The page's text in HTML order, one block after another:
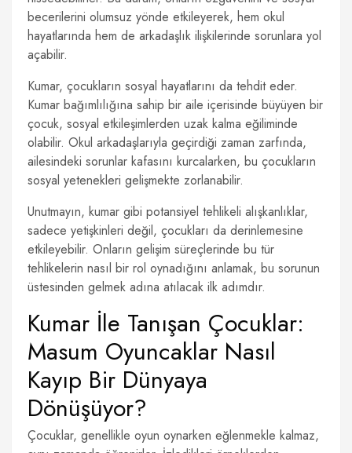
becerilerini olumsuz yönde etkileyerek, hem okul
hayatlarında hem de arkadaşlık ilişkilerinde sorunlara yol
açabilir.
Kumar, çocukların sosyal hayatlarını da tehdit eder.
Kumar bağımlılığına sahip bir aile içerisinde büyüyen bir
çocuk, sosyal etkileşimlerden uzak kalma eğiliminde
olabilir. Okul arkadaşlarıyla geçirdiği zaman zarfında,
ailesindeki sorunlar kafasını kurcalarken, bu çocukların
sosyal yetenekleri gelişmekte zorlanabilir.
Unutmayın, kumar gibi potansiyel tehlikeli alışkanlıklar,
sadece yetişkinleri değil, çocukları da derinlemesine
etkileyebilir. Onların gelişim süreçlerinde bu tür
tehlikelerin nasıl bir rol oynadığını anlamak, bu sorunun
üstesinden gelmek adına atılacak ilk adımdır.
Kumar İle Tanışan Çocuklar:
Masum Oyuncaklar Nasıl
Kayıp Bir Dünyaya
Dönüşüyor?
Çocuklar, genellikle oyun oynarken eğlenmekle kalmaz,